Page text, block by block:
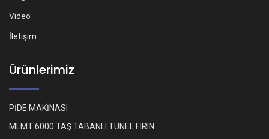
Video
İletişim
Ürünlerimiz
PİDE MAKİNASI
MLMT 6000 TAŞ TABANLI TÜNEL FIRIN